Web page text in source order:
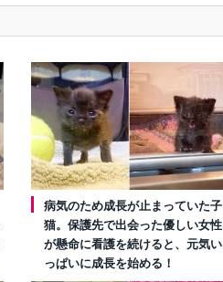
病気のため成長が止まっていた子
猫。保護先で出会った優しい女性
が懸命に看護を続けると、元気い
っぱいに成長を始める！